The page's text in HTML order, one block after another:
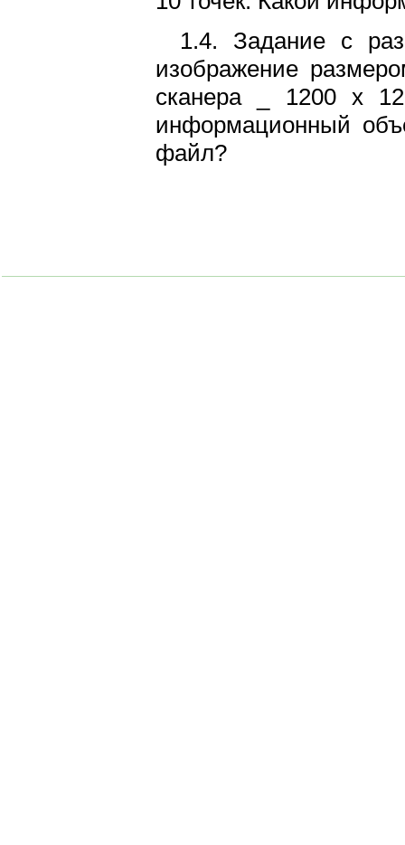
1.4. Задание с
изображение
сканера _ 1200 х
информационный
файл?